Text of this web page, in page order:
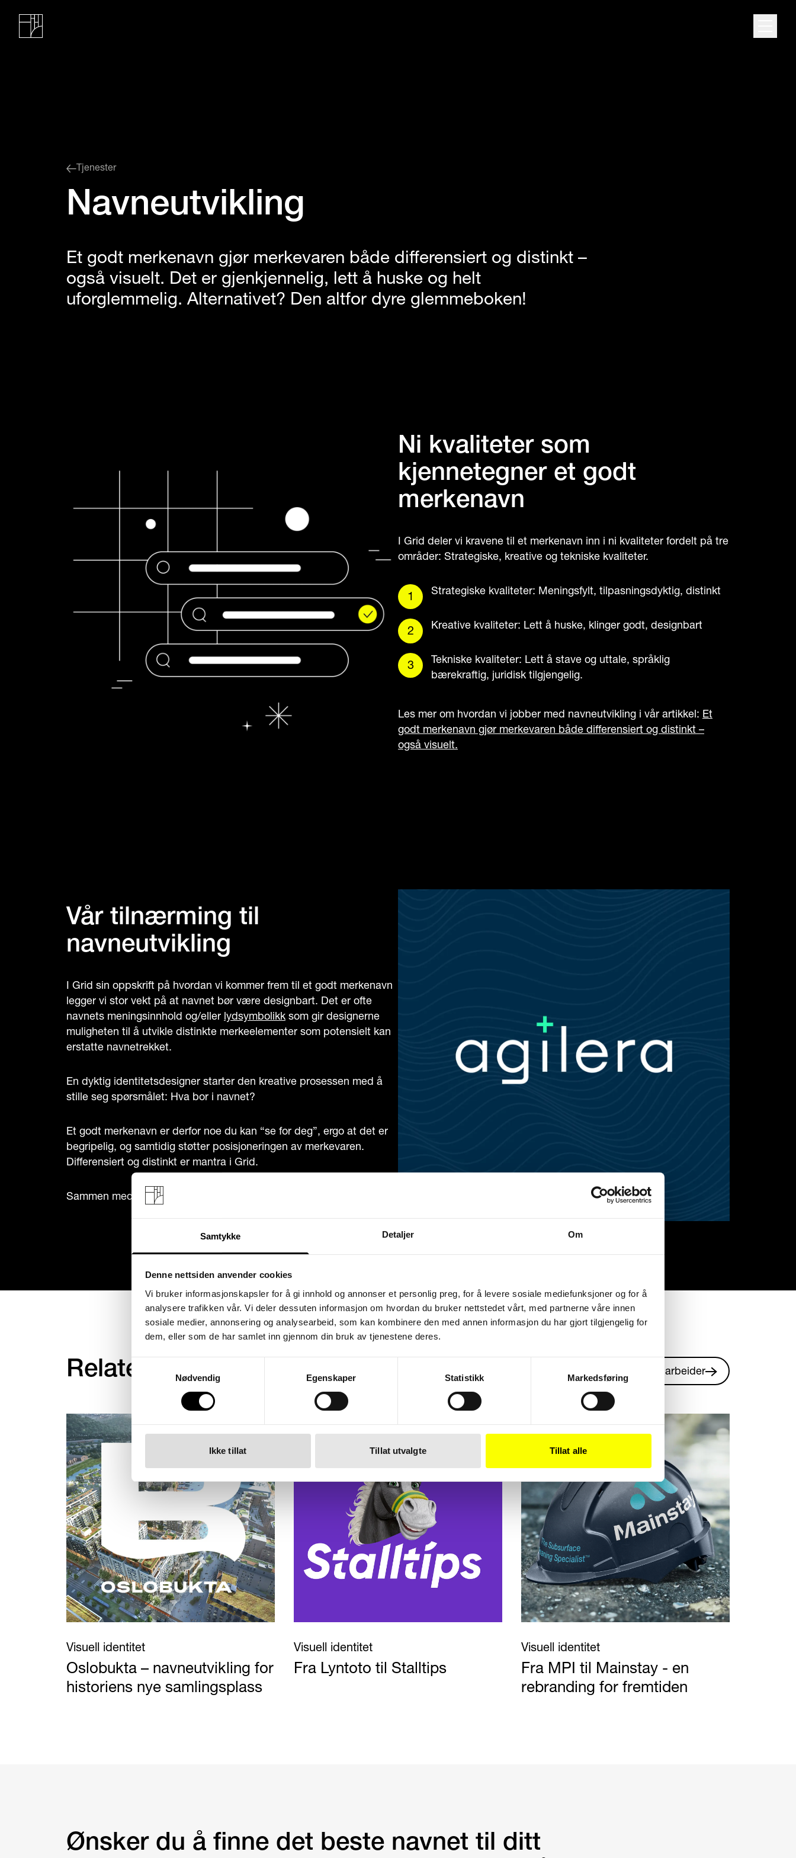
Samtykke Detaljer Om
Denne nettsiden anvender cookies
Vi bruker informasjonskapsler for å gi innhold og annonser et personlig preg, for å levere sosiale mediefunksjoner og for å
analysere trafikken vår. Vi deler dessuten informasjon om hvordan du bruker nettstedet vårt, med partnerne våre innen
sosiale medier, annonsering og analysearbeid, som kan kombinere den med annen informasjon du har gjort tilgjengelig for
dem, eller som de har samlet inn gjennom din bruk av tjenestene deres.
Samtykkevalg
Nødvendig
Egenskaper Statistikk Markedsføring
Ikke tillat Tillat utvalgte Tillat alle
Tjenester
Navneutvikling
Et godt merkenavn gjør merkevaren både differensiert og distinkt –
også visuelt. Det er gjenkjennelig, lett å huske og helt
uforglemmelig. Alternativet? Den altfor dyre glemmeboken!
Ni kvaliteter som
kjennetegner et godt
merkenavn
I Grid deler vi kravene til et merkenavn inn i ni kvaliteter fordelt på tre
områder: Strategiske, kreative og tekniske kvaliteter.
Strategiske kvaliteter: Meningsfylt, tilpasningsdyktig, distinkt
Kreative kvaliteter: Lett å huske, klinger godt, designbart
Tekniske kvaliteter: Lett å stave og uttale, språklig
bærekraftig, juridisk tilgjengelig.
Les mer om hvordan vi jobber med navneutvikling i vår artikkel: Et
godt merkenavn gjør merkevaren både differensiert og distinkt –
også visuelt.
Vår tilnærming til
navneutvikling
I Grid sin oppskrift på hvordan vi kommer frem til et godt merkenavn
legger vi stor vekt på at navnet bør være designbart. Det er ofte
navnets meningsinnhold og/eller lydsymbolikksom gir designerne
muligheten til å utvikle distinkte merkeelementer som potensielt kan
erstatte navnetrekket.
En dyktig identitetsdesigner starter den kreative prosessen med å
stille seg spørsmålet: Hva bor i navnet?
Et godt merkenavn er derfor noe du kan “se for deg”, ergo at det er
begripelig, og samtidig støtter posisjoneringen av merkevaren.
Differensiert og distinkt er mantra i Grid.
Sammen med Agilera skapte vi en ny merkevare.
Relaterte arbeider Se alle våre arbeider
Visuell identitet
Oslobukta – navneutvikling for
historiens nye samlingsplass
Visuell identitet
Fra Lyntoto til Stalltips
Visuell identitet
Fra MPI til Mainstay - en
rebranding for fremtiden
Ønsker du å finne det beste navnet til ditt